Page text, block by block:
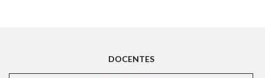
DOCENTES